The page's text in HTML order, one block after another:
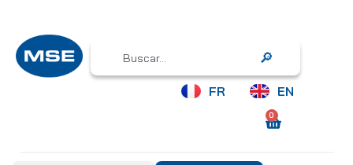
Search
FR EN
0